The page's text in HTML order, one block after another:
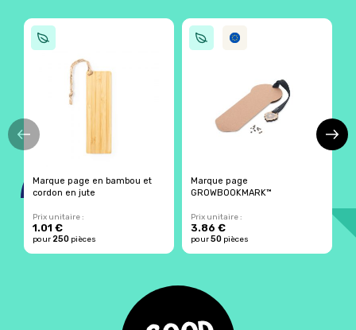
Marque page en bambou et
cordon en jute
Prix unitaire :
1.01 €
pour250 pièces
Marque page
GROWBOOKMARK™
Prix unitaire :
3.86 €
pour50 pièces